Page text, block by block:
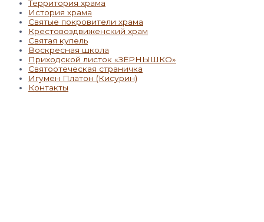
Территория храма
История храма
Святые покровители храма
Крестовоздвиженский храм
Святая купель
Воскресная школа
Приходской листок «ЗЁРНЫШКО»
Святоотеческая страничка
Игумен Платон (Кисурин)
Контакты